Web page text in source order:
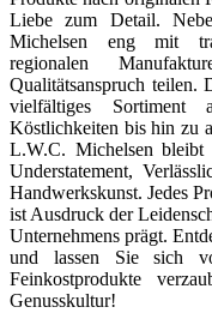
Liebe zum Detail.
Michelsen eng mit
regionalen
Qualitätsanspruch teilen.
vielfältiges Sortiment
Köstlichkeiten bis hin zu
L.W.C. Michelsen bleibt
Understatement,
Handwerkskunst. Jedes
ist Ausdruck der
Unternehmens prägt.
und lassen Sie sich
Feinkostprodukte
Genusskultur!